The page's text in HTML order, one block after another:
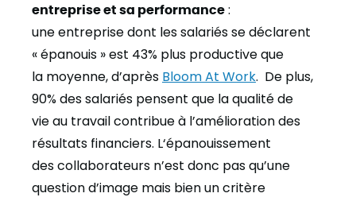
entreprise et sa performance :
une entreprise dont les salariés se déclarent
« épanouis » est 43% plus productive que
la moyenne, d’après Bloom At Work. De plus,
90% des salariés pensent que la qualité de
vie au travail contribue à l’amélioration des
résultats financiers. L‘épanouissement
des collaborateurs n’est donc pas qu’une
question d’image mais bien un critère